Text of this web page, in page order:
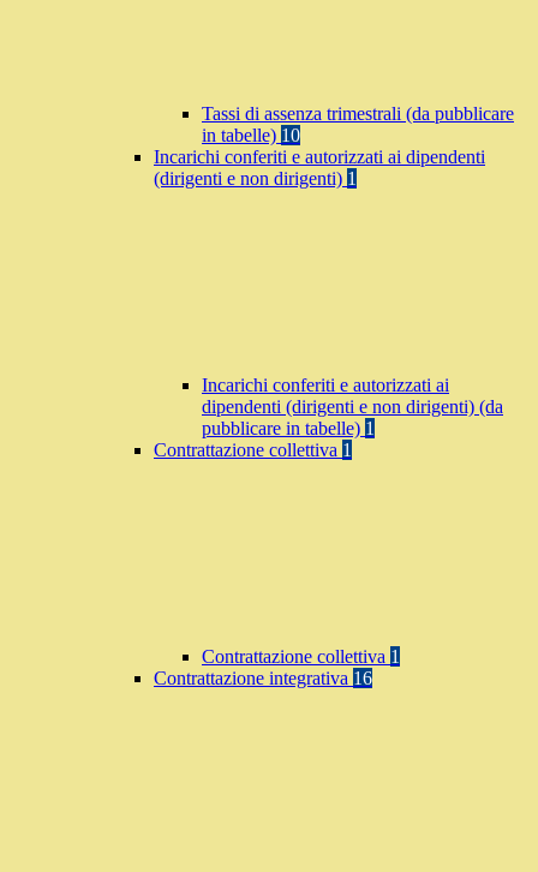
Tassi di assenza trimestrali (da pubblicare
in tabelle) 10
Incarichi conferiti e autorizzati ai dipendenti
(dirigenti e non dirigenti) 1
Incarichi conferiti e autorizzati ai
dipendenti (dirigenti e non dirigenti) (da
pubblicare in tabelle) 1
Contrattazione collettiva 1
Contrattazione collettiva 1
Contrattazione integrativa 16